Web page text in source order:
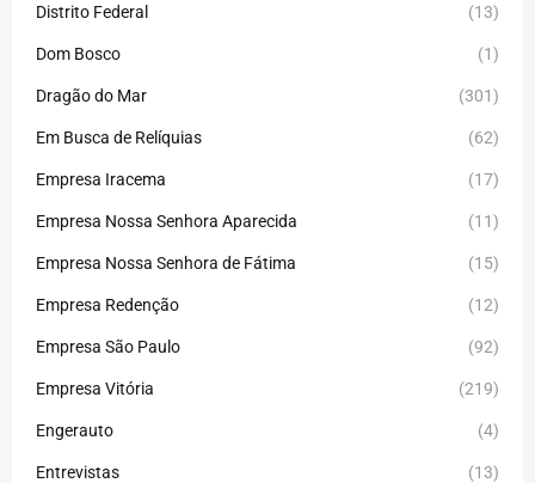
Distrito Federal (13)
Dom Bosco (1)
Dragão do Mar (301)
Em Busca de Relíquias (62)
Empresa Iracema (17)
Empresa Nossa Senhora Aparecida (11)
Empresa Nossa Senhora de Fátima (15)
Empresa Redenção (12)
Empresa São Paulo (92)
Empresa Vitória (219)
Engerauto (4)
Entrevistas (13)